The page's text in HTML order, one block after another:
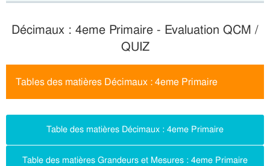
Décimaux : 4eme Primaire - Evaluation QCM /
QUIZ
Tables des matières Décimaux : 4eme Primaire
Table des matières Décimaux : 4eme Primaire
Table des matières Grandeurs et Mesures : 4eme Primaire